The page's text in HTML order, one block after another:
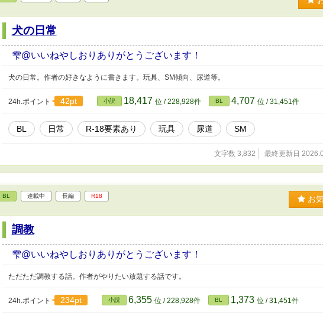
犬の日常
雫@いいねやしおりありがとうございます！
犬の日常。作者の好きなように書きます。玩具、SM傾向、尿道等。
24h.ポイント 42pt 小説 18,417 位 / 228,928件 BL 4,707 位 / 31,451件
BL 日常 R-18要素あり 玩具 尿道 SM
文字数 3,832 最終更新日
BL 連載中 長編 R18 お
調教
雫@いいねやしおりありがとうございます！
ただただ調教する話。作者がやりたい放題する話です。
24h.ポイント 234pt 小説 6,355 位 / 228,928件 BL 1,373 位 / 31,451件